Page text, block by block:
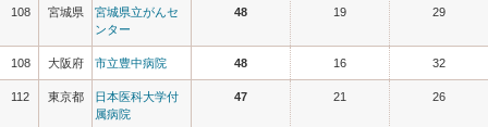
108 宮城県
宮城県立がんセ
ンター
48 19 29
108 大阪府 市立豊中病院 48 16 32
112 東京都
日本医科大学付
属病院
47 21 26